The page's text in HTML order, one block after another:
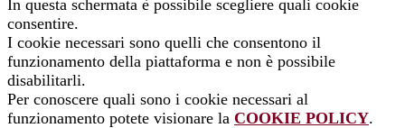
In questa schermata è possibile scegliere quali cookie
consentire.
I cookie necessari sono quelli che consentono il
funzionamento della piattaforma e non è possibile
disabilitarli.
Per conoscere quali sono i cookie necessari al
funzionamento potete visionare la COOKIE POLICY.